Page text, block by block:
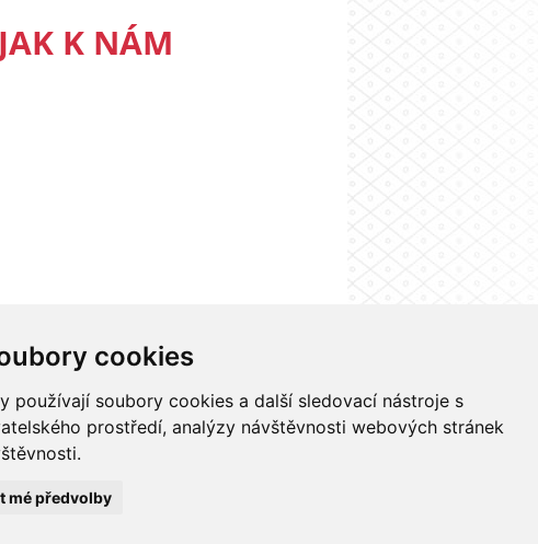
cookies
používají soubory cookies a další sledovací nástroje s
prostředí, analýzy návštěvnosti webových stránek
mé předvolby
JAK K NÁM
do informačního systému UK